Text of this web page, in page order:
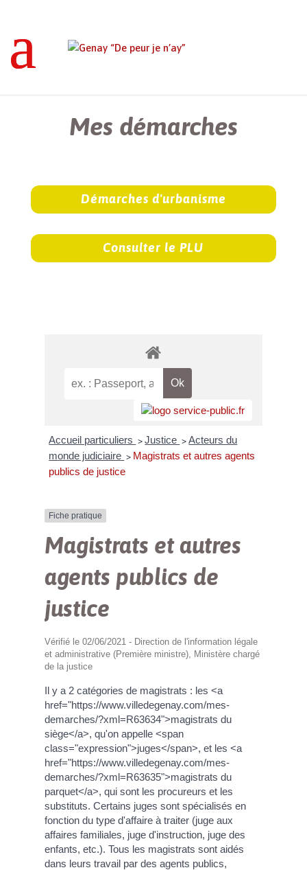
Mes démarches
Démarches d'urbanisme
Consulter le PLU
Accueil particuliers > Justice > Acteurs du
monde judiciaire > Magistrats et autres agents
publics de justice
Fiche pratique
Magistrats et autres
agents publics de
justice
Vérifié le 02/06/2021 - Direction de l'information légale
et administrative (Première ministre), Ministère chargé
de la justice
Il y a 2 catégories de magistrats : les <a
href="https://www.villedegenay.com/mes-
demarches/?xml=R63634">magistrats du
siège</a>, qu'on appelle <span
class="expression">juges</span>, et les <a
href="https://www.villedegenay.com/mes-
demarches/?xml=R63635">magistrats du
parquet</a>, qui sont les procureurs et les
substituts. Certains juges sont spécialisés en
fonction du type d'affaire à traiter (juge aux
affaires familiales, juge d'instruction, juge des
enfants, etc.). Tous les magistrats sont aidés
dans leurs travail par des agents publics,